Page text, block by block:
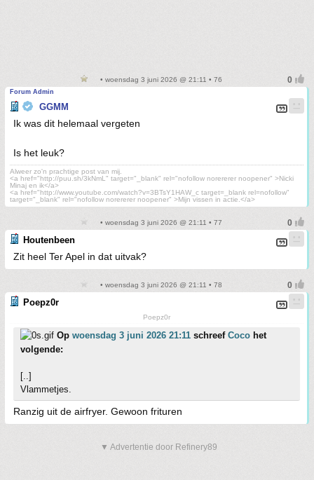
• woensdag 3 juni 2026 @ 21:11 • 76
Forum Admin
GGMM
Ik was dit helemaal vergeten
Is het leuk?
Alweer zo'n prachtige post van mij.
<a href="http://puu.sh/3kNmL" target="_blank" rel="nofollow norererer noopener" >Nicki
Minaj en ik</a>
<a href="http://www.youtube.com/watch?v=3BTsY1HAW_c target=_blank rel=nofollow"
target="_blank" rel="nofollow norererer noopener" >Mijn vissen in actie.</a>
• woensdag 3 juni 2026 @ 21:11 • 77
Houtenbeen
Zit heel Ter Apel in dat uitvak?
• woensdag 3 juni 2026 @ 21:11 • 78
Poepz0r
Poepz0r
Op woensdag 3 juni 2026 21:11 schreef Coco het
volgende:
[..]
Vlammetjes.
Ranzig uit de airfryer. Gewoon frituren
▼ Advertentie door Refinery89